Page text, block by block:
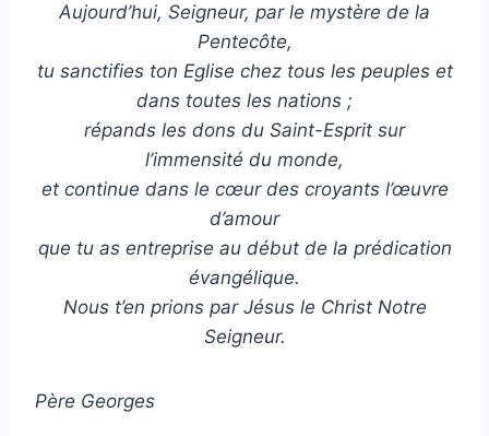
Aujourd’hui, Seigneur, par le mystère de la
Pentecôte,
tu sanctifies ton Eglise chez tous les peuples et
dans toutes les nations ;
répands les dons du Saint-Esprit sur
l’immensité du monde,
et continue dans le cœur des croyants l’œuvre
d’amour
que tu as entreprise au début de la prédication
évangélique.
Nous t’en prions par Jésus le Christ Notre
Seigneur.
Père Georges